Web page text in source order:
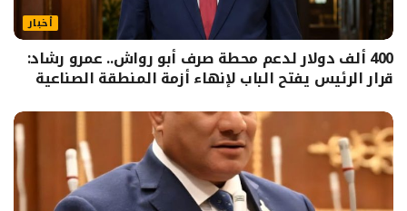
أخبار
400 ألف دولار لدعم محطة صرف أبو رواش.. عمرو رشاد:
قرار الرئيس يفتح الباب لإنهاء أزمة المنطقة الصناعية